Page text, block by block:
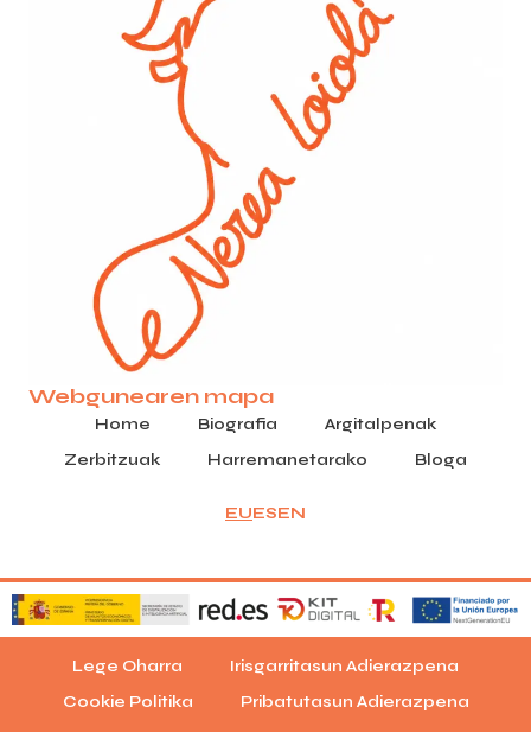
Webgunearen mapa
Home Biografia
Argitalpenak
Zerbitzuak
Harremanetarako Bloga
EUESEN
Lege Oharra
Irisgarritasun Adierazpena
Cookie Politika
Pribatutasun Adierazpena